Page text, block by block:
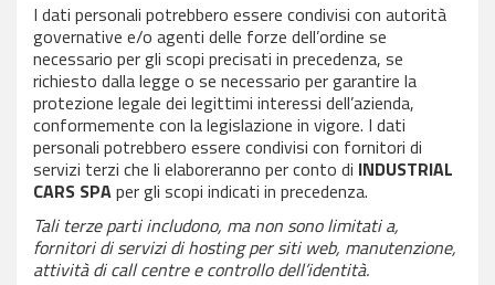
I dati personali potrebbero essere condivisi con autorità
governative e/o agenti delle forze dell’ordine se
necessario per gli scopi precisati in precedenza, se
richiesto dalla legge o se necessario per garantire la
protezione legale dei legittimi interessi dell’azienda,
conformemente con la legislazione in vigore. I dati
personali potrebbero essere condivisi con fornitori di
servizi terzi che li elaboreranno per conto di INDUSTRIAL
CARS SPAper gli scopi indicati in precedenza.
Tali terze parti includono, ma non sono limitati a,
fornitori di servizi di hosting per siti web, manutenzione,
attività di call centre e controllo dell’identità.